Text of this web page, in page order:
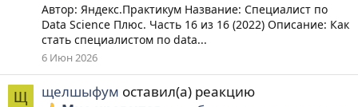
Автор: Яндекс.Практикум Название: Специалист по
Data Science Плюс. Часть 16 из 16 (2022) Описание: Как
стать специалистом по data...
6 Июн 2026
Щ щелшыфум оставил(а) реакцию